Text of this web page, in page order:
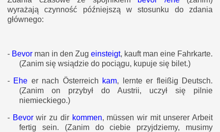
wyrażają czynność późniejszą w stosunku do zdania
głównego:
- Bevor man in den Zug einsteigt, kauft man eine Fahrkarte.
(Zanim się wsiądzie do pociągu, kupuje się bilet.)
- Ehe er nach Österreich kam, lernte er fleißig Deutsch.
(Zanim on przybył do Austrii, uczył się pilnie
niemieckiego.)
- Bevorwir zu dir kommen, müssen wir mit unserer Arbeit
fertig sein. (Zanim do ciebie przyjdziemy, musimy